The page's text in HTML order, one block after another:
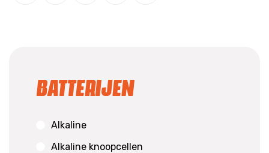
Batterijen
Alkaline
Alkaline knoopcellen